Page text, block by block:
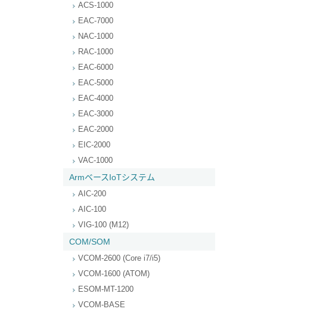
ACS-1000
EAC-7000
NAC-1000
RAC-1000
EAC-6000
EAC-5000
EAC-4000
EAC-3000
EAC-2000
EIC-2000
VAC-1000
ArmベースIoTシステム
AIC-200
AIC-100
VIG-100 (M12)
COM/SOM
VCOM-2600 (Core i7/i5)
VCOM-1600 (ATOM)
ESOM-MT-1200
VCOM-BASE